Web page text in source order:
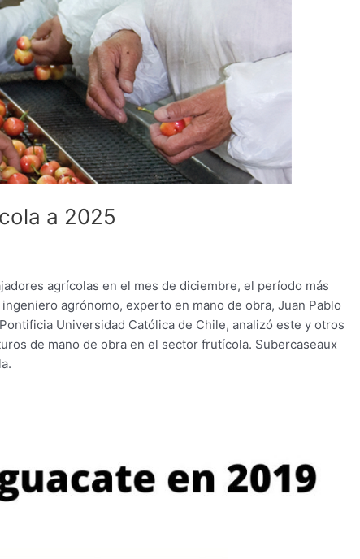
a 2025
agrícolas en el mes de diciembre, el período más
agrónomo, experto en mano de obra, Juan Pablo
Universidad Católica de Chile, analizó este y otros
de mano de obra en el sector frutícola. Subercaseaux